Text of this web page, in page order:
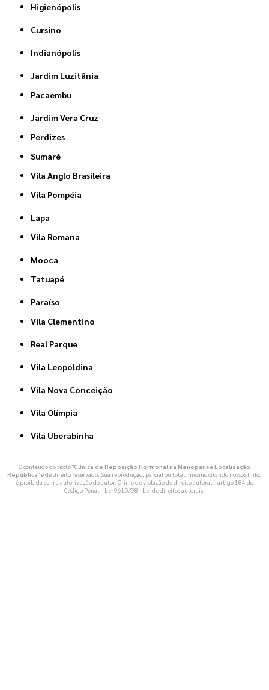
Higienópolis
Cursino
Indianópolis
Jardim Luzitânia
Pacaembu
Jardim Vera Cruz
Perdizes
Sumaré
Vila Anglo Brasileira
Vila Pompéia
Lapa
Vila Romana
Mooca
Tatuapé
Paraíso
Vila Clementino
Real Parque
Vila Leopoldina
Vila Nova Conceição
Vila Olímpia
Vila Uberabinha
O conteúdo do texto "Clínica de Reposição Hormonal na Menopausa Localização
República" é de direito reservado. Sua reprodução, parcial ou total, mesmo citando nossos links,
é proibida sem a autorização do autor. Crime de violação de direito autoral – artigo 184 do
Código Penal – Lei 9610/98 - Lei de direitos autorais